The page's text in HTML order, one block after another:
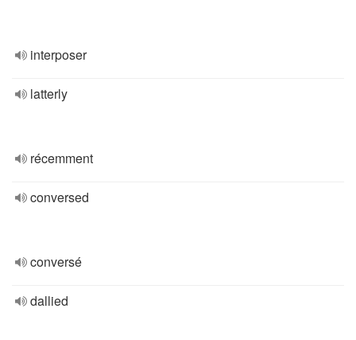
interposer
latterly
récemment
conversed
conversé
dallied